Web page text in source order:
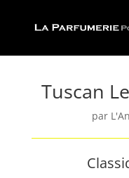
Tuscan
par